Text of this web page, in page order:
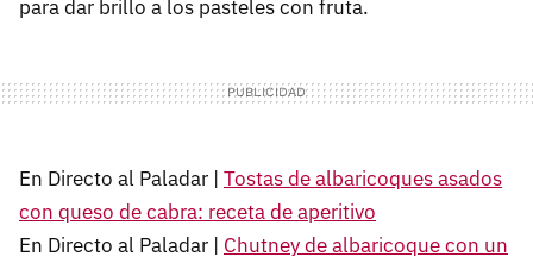
para dar brillo a los pasteles con fruta.
En Directo al Paladar | Tostas de albaricoques asados
con queso de cabra: receta de aperitivo
En Directo al Paladar | Chutney de albaricoque con un